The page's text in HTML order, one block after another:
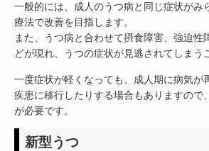
一般的には、成人のうつ病と同じ症状がみ
療法で改善を目指します。
また、うつ病と合わせて摂食障害、強迫性
どが現れ、うつの症状が見逃されてしまう
一度症状が軽くなっても、成人期に病気が
疾患に移行したりする場合もありますので
が必要です。
新型うつ